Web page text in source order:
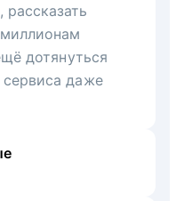
дотянуться
даже